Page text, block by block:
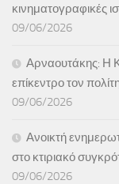
κινηματογραφικές
09/06/2026
Αρναουτάκης: Η
επίκεντρο τον
09/06/2026
Ανοικτή
στο κτιριακό
09/06/2026